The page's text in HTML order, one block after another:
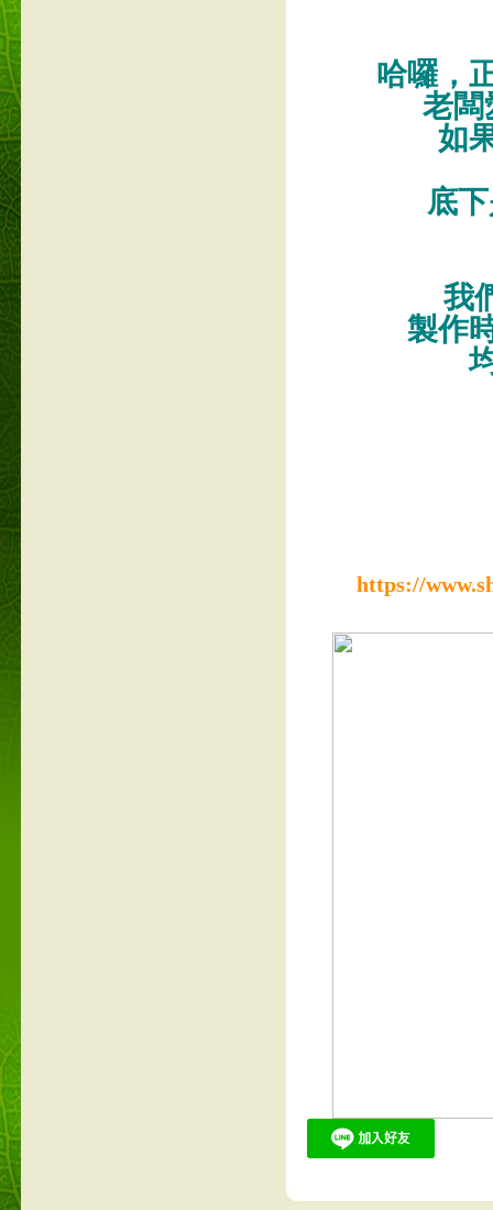
哈囉，
老闆
如
底
我
製作
https://